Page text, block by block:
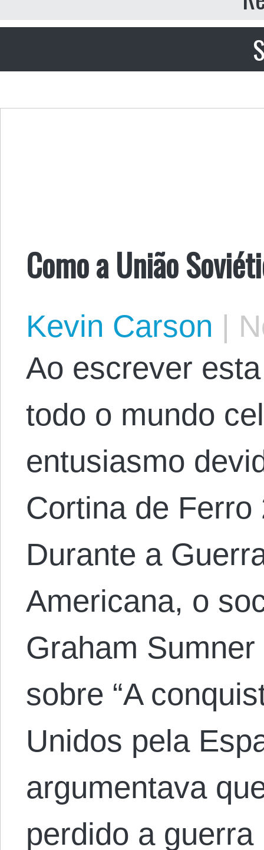
Como a União
Kevin Carson |
Ao escrever
todo o mundo
entusiasmo
Cortina de
Durante a
Americana, o
Graham
sobre “A
Unidos pela
argumentava
perdido a